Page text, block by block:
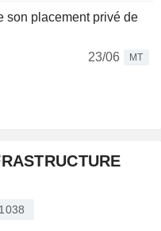
son placement privé de
23/06
MT